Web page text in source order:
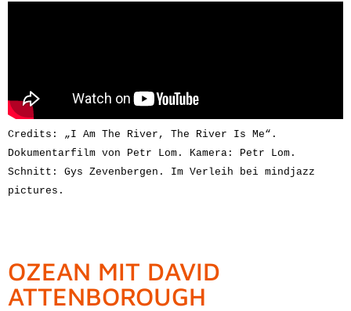
Credits: „I Am The River, The River Is Me“.
Schnitt: Gys Zevenbergen. Im Verleih bei mindjazz
pictures.
OZEAN MIT DAVID
ATTENBOROUGH